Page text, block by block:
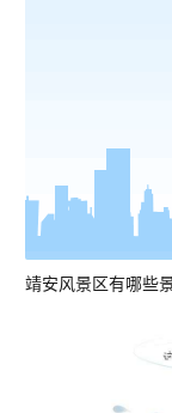
靖安风景区有哪些